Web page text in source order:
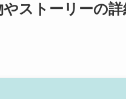
ストーリーの詳